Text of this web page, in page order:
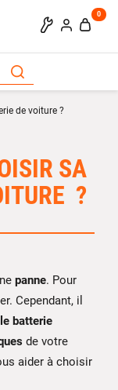
0
de voiture ?
SA
?
panne. Pour
Cependant, il
batterie
de votre
aider à choisir